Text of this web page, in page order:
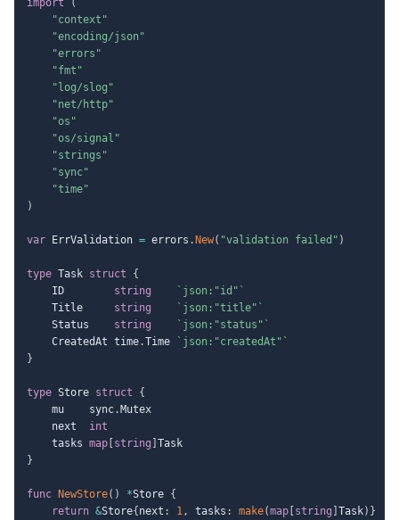
import
(
"context"
"encoding/json"
"errors"
"fmt"
"log/slog"
"net/http"
"os"
"os/signal"
"strings"
"sync"
"time"
)
var ErrValidation = errors . New( "validation failed" )
type Task struct
{
	ID
string
`json:"id"`
	Title
string
`json:"title"`
	Status
string
`json:"status"`
	CreatedAt time
.Time
`json:"createdAt"`
}
type Store struct
{
	mu    sync
. Mutex
	next
int
	tasks
map string
}
func NewStore( ) *Store {
return &Store{ next : 1, tasks : make(map string Task) }